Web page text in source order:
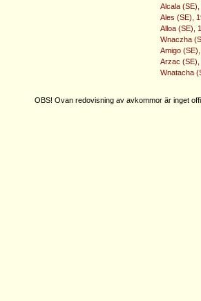
Alcala
Ales (SE),
Alloa (SE),
Wnaczha
Amigo
Arzac (SE),
Wnatacha
OBS! Ovan redovisning av avkommor är inget